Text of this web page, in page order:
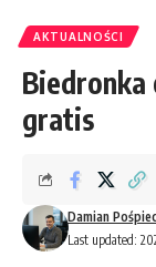
AKTUALNOŚCI
Biedronka
gratis
Last updated:
Damian